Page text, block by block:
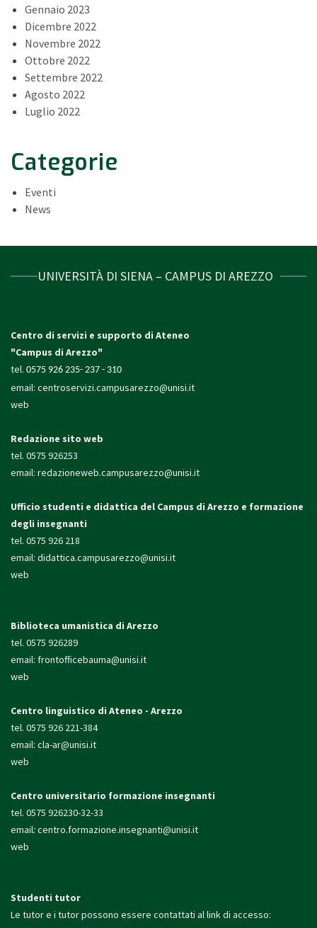
Gennaio 2023
Dicembre 2022
Novembre 2022
Ottobre 2022
Settembre 2022
Agosto 2022
Luglio 2022
Categorie
Eventi
News
UNIVERSITÀ DI SIENA – CAMPUS DI AREZZO
Centro di servizi e supporto di Ateneo
"Campus di Arezzo"
tel. 0575 926 235- 237 - 310
email: centroservizi.campusarezzo@unisi.it
web
Redazione sito web
tel. 0575 926253
email: redazioneweb.campusarezzo@unisi.it
Ufficio studenti e didattica del Campus di Arezzo e formazione
degli insegnanti
tel. 0575 926 218
email: didattica.campusarezzo@unisi.it
web
Biblioteca umanistica di Arezzo
tel. 0575 926289
email: frontofficebauma@unisi.it
web
Centro linguistico di Ateneo - Arezzo
tel. 0575 926 221-384
email: cla-ar@unisi.it
web
Centro universitario formazione insegnanti
tel. 0575 926230-32-33
email:centro.formazione.insegnanti@unisi.it
web
Studenti tutor
Le tutor e i tutor possono essere contattati al link di accesso: